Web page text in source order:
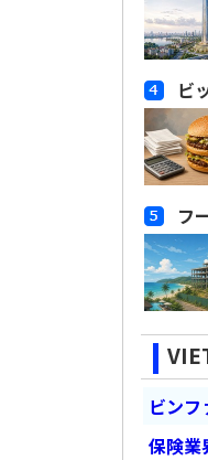
ビ
フ
ビン
保険